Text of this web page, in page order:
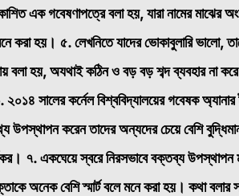
এক গবেষণাপত্রে বলা হয়, যারা নামের মাঝের
করা হয়। ৫. লেখনিতে যাদের ভোকাবুলারি ভালো,
বলা হয়, অযথাই কঠিন ও বড় বড় শব্দ ব্যবহার না
২০১৪ সালের কর্নেল বিশ্ববিদ্যালয়ের গবেষক
উপস্থাপন করেন তাদের অন্যদের চেয়ে বেশি
৭. একঘেয়ে স্বরে নিরসভাবে বক্তব্য
অনেক বেশি স্মার্ট বলে মনে করা হয়। কথা